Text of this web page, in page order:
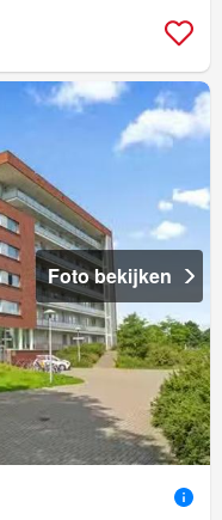
Foto bekijken